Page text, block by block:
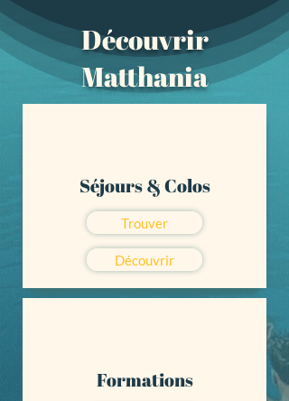
Découvrir
Matthania
Séjours & Colos
Trouver
Découvrir
Formations